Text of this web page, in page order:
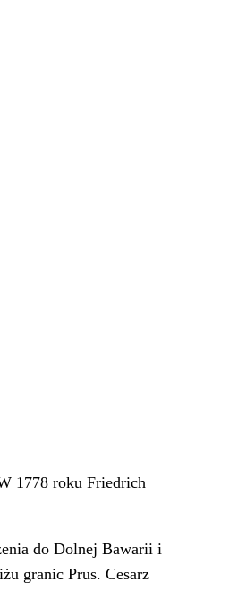
1778 roku Friedrich
do Dolnej Bawarii i
granic Prus. Cesarz